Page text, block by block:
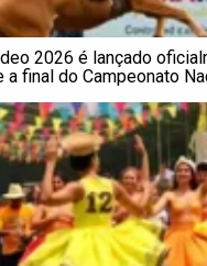
2026 é lançado
final do Campeonato